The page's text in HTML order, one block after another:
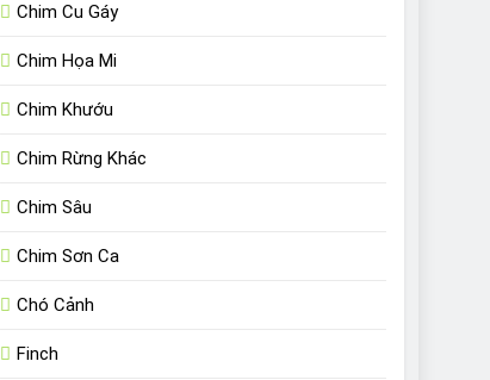
Chim Cu Gáy
Chim Họa Mi
Chim Khướu
Chim Rừng Khác
Chim Sâu
Chim Sơn Ca
Chó Cảnh
Finch